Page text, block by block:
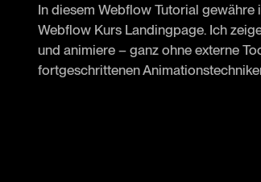
In diesem Webflow Tutorial
Webflow Kurs Landingpage. Ich
und animiere – ganz ohne externe
fortgeschrittenen